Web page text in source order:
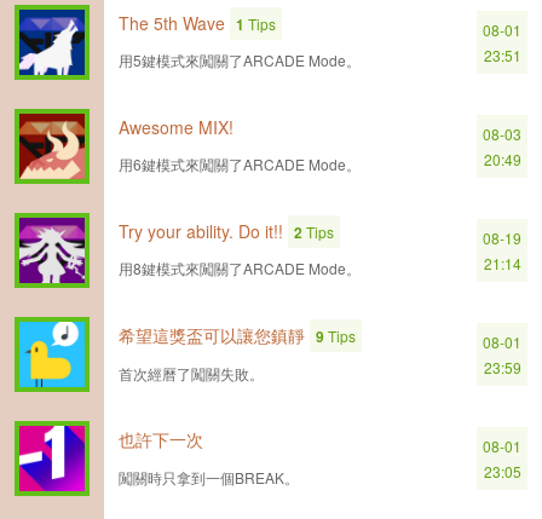
The 5th Wave 1 Tips
用5鍵模式來闖關了ARCADE Mode。
08-01
23:51
Awesome MIX!
用6鍵模式來闖關了ARCADE Mode。
08-03
20:49
Try your ability. Do it!! 2Tips
用8鍵模式來闖關了ARCADE Mode。
08-19
21:14
希望這獎盃可以讓您鎮靜 9Tips
首次經曆了闖關失敗。
08-01
23:59
也許下一次
闖關時只拿到一個BREAK。
08-01
23:05